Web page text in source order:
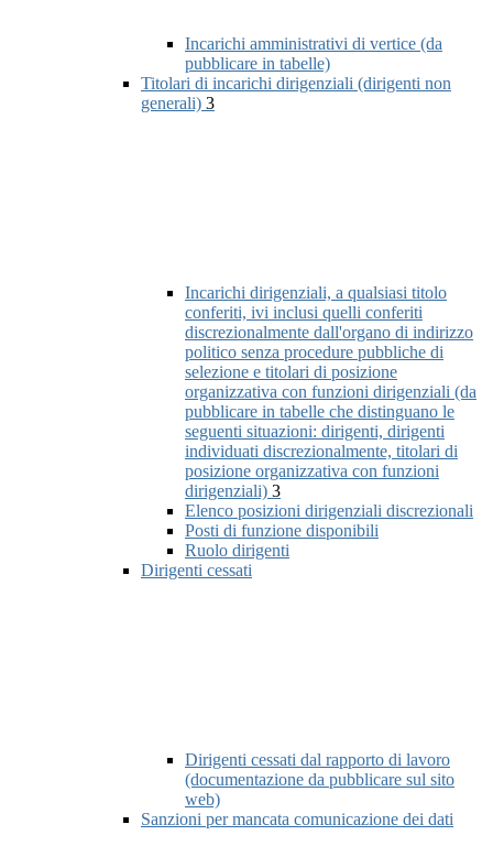
Incarichi amministrativi di vertice (da
pubblicare in tabelle)
Titolari di incarichi dirigenziali (dirigenti non
generali) 3
Incarichi dirigenziali, a qualsiasi titolo
conferiti, ivi inclusi quelli conferiti
discrezionalmente dall'organo di indirizzo
politico senza procedure pubbliche di
selezione e titolari di posizione
organizzativa con funzioni dirigenziali (da
pubblicare in tabelle che distinguano le
seguenti situazioni: dirigenti, dirigenti
individuati discrezionalmente, titolari di
posizione organizzativa con funzioni
dirigenziali) 3
Elenco posizioni dirigenziali discrezionali
Posti di funzione disponibili
Ruolo dirigenti
Dirigenti cessati
Dirigenti cessati dal rapporto di lavoro
(documentazione da pubblicare sul sito
web)
Sanzioni per mancata comunicazione dei dati